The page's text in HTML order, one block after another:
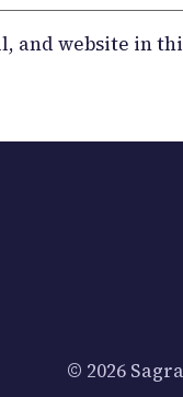
and website in
© 2026